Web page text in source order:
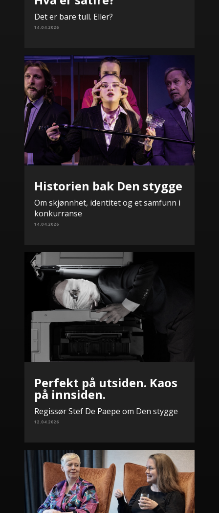
Det er bare tull. Eller?
14.04.2026
Historien bak Den stygge
Om skjønnhet, identitet og et samfunn i
konkurranse
14.04.2026
Perfekt på utsiden. Kaos
på innsiden.
Regissør Stef De Paepe om Den stygge
12.04.2026